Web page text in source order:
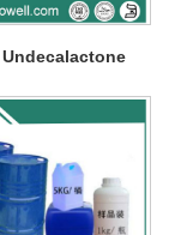
Undecalactone